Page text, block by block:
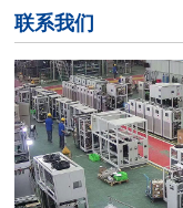
联系我们